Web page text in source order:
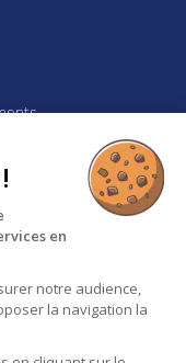
en
notre audience,
la navigation la
vente